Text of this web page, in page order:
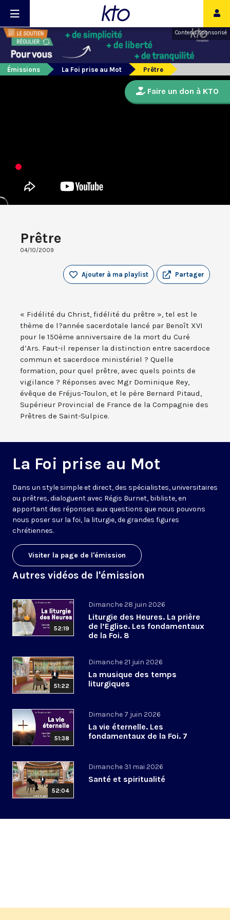
Contenu sponsorisé
Émissions La Foi prise au Mot Prêtre
Prêtre
04/10/2009
Partager
Ajouter à ma playlist
« Fidélité du Christ, fidélité du prêtre », tel est le
thème de l?année sacerdotale lancé par Benoît XVI
pour le 150ème anniversaire de la mort du Curé
d’Ars. Faut-il repenser la distinction entre sacerdoce
commun et sacerdoce ministériel ? Quelle
formation, pour quel prêtre, avec quels points de
vigilance ? Réponses avec Mgr Dominique Rey,
évêque de Fréjus-Toulon, et le père Bernard Pitaud,
Supérieur Provincial de France de la Compagnie des
Prêtres de Saint-Sulpice.
La Foi prise au Mot
Dans un style simple et direct, des spécialistes, universitaires
ou prêtres, dialoguent avec Régis Burnet, bibliste, en
apportant des réponses aux questions que nous pouvons
nous poser sur la foi, la liturgie, de grandes figures
chrétiennes.
Visiter la page de l'émission
Autres vidéos de l'émission
52:19
Dimanche 28 juin 2026
Liturgie des Heures. La prière
de l’Eglise. Les fondamentaux
de la Foi. 8
51:22
Dimanche 21 juin 2026
La musique des temps
liturgiques
51:38
Dimanche 7 juin 2026
La vie éternelle. Les
fondamentaux de la Foi. 7
52:04
Dimanche 31 mai 2026
Santé et spiritualité
Faire un don à KTO